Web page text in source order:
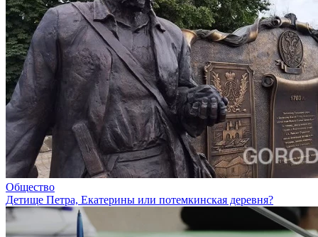
Общество
Детище Петра, Екатерины или потемкинская деревня?